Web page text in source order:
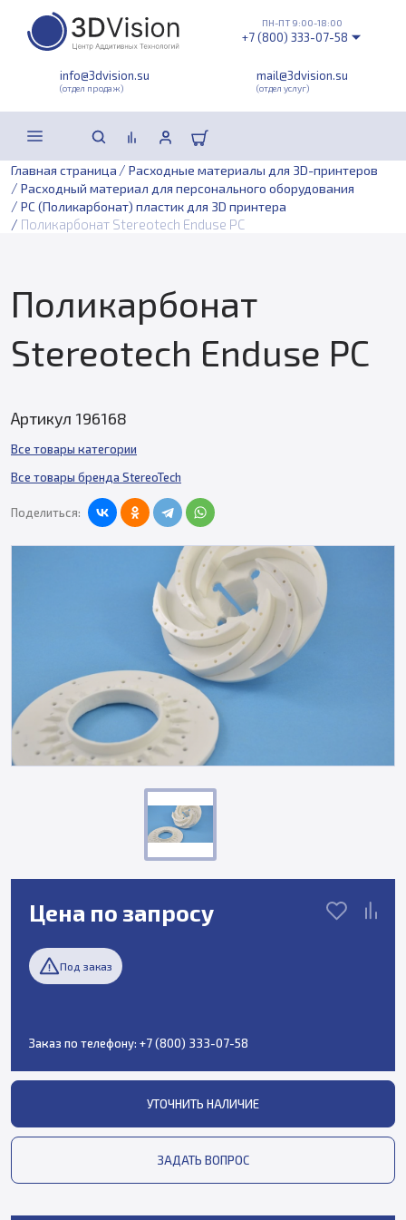
info@3dvision.su
(отдел продаж)
mail@3dvision.su
(отдел услуг)
ПН-ПТ 9:00-18:00
+7 (800) 333-07-58
Главная страница / Расходные материалы для 3D-принтеров
/ Расходный материал для персонального оборудования
/ PC (Поликарбонат) пластик для 3D принтера
/ Поликарбонат Stereotech Enduse PC
Поликарбонат
Stereotech Enduse PC
Артикул 196168
Все товары категории
Все товары бренда StereoTech
Поделиться:
Цена по запросу
Под заказ
Заказ по телефону: +7 (800) 333-07-58
УТОЧНИТЬ НАЛИЧИЕ
ЗАДАТЬ ВОПРОС